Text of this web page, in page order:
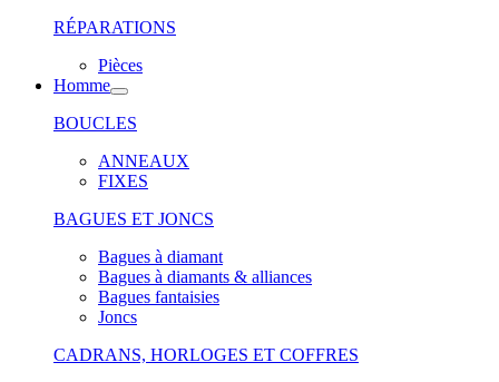
RÉPARATIONS
Pièces
Homme
BOUCLES
ANNEAUX
FIXES
BAGUES ET JONCS
Bagues à diamant
Bagues à diamants & alliances
Bagues fantaisies
Joncs
CADRANS, HORLOGES ET COFFRES